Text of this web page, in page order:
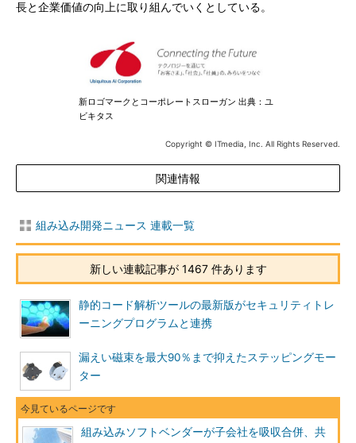
長と企業価値の向上に取り組んでいくとしている。
新ロゴマークとコーポレートスローガン 出典：ユ
ビキタス
Copyright © ITmedia, Inc. All Rights Reserved.
関連情報
組み込み開発ニュース 連載一覧
新しい連載記事が 1467 件あります
静的コード解析ツールの最新版がセキュリティトレ
ーニングプログラムと連携
漏えい磁束を最大90％まで抑えたステッピングモー
ター
組み込みソフトベンダーが子会社を吸収合併、共